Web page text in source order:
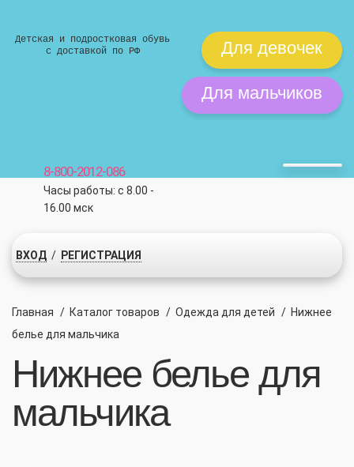
Детская и подростковая обувь
с доставкой по РФ
Для девочек
Для мальчиков
8-800-2012-086
Часы работы: с 8.00 -
16.00 мск
ВХОД / РЕГИСТРАЦИЯ
Главная / Каталог товаров / Одежда для детей / Нижнее
белье для мальчика
Нижнее белье для
мальчика